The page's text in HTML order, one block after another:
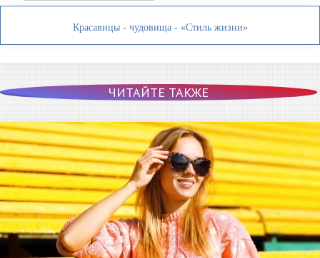
Красавицы - чудовища - «Стиль жизни»
ЧИТАЙТЕ ТАКЖЕ